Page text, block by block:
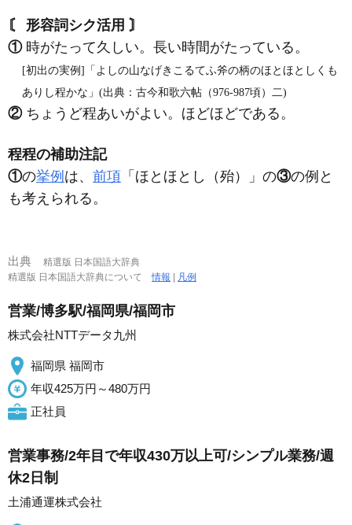
〘 形容詞シク活用 〙
①時がたって久しい。長い時間がたっている。
[初出の実例]「よしの山なげきこるてふ斧の柄のほとほとしくも
ありし程かな」(出典：古今和歌六帖（976‐987頃）二)
②ちょうど程あいがよい。ほどほどである。
程程の補助注記
①の挙例 は、 前項 「ほとほとし（殆）」の③の例と
も考えられる。
出典
精選版 日本国語大辞典
精選版 日本国語大辞典について情報 凡例
営業/博多駅/福岡県/福岡市
株式会社NTTデータ九州
福岡県 福岡市
年収425万円～480万円
正社員
営業事務/2年目で年収430万以上可/シンプル業務/週
休2日制
土浦通運株式会社